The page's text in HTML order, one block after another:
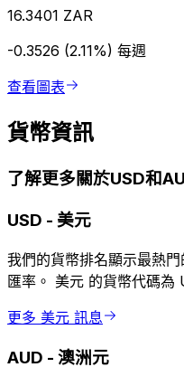
16.3401 ZAR
-0.3526 (2.11%) 每週
查看圖表
貨幣資訊
了解更多關於USD和
USD - 美元
我們的貨幣排名顯示最熱
匯率。 美元 的貨幣代碼為
更多 美元 訊息
AUD - 澳洲元